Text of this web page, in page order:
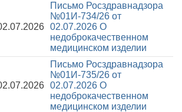
Письмо Росздравнадзора
№01И-734/26 от
02.07.2026 О
недоброкачественном
медицинском изделии
Письмо Росздравнадзора
№01И-735/26 от
02.07.2026 О
недоброкачественном
медицинском изделии